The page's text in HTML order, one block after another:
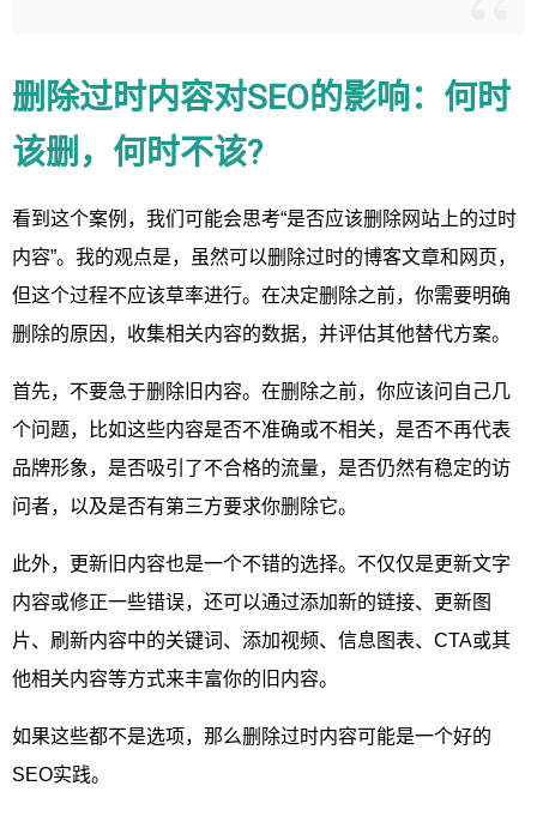
删除过时内容对SEO的影响：何时
该删，何时不该?
看到这个案例，我们可能会思考“是否应该删除网站上的过时
内容”。我的观点是，虽然可以删除过时的博客文章和网页，
但这个过程不应该草率进行。在决定删除之前，你需要明确
删除的原因，收集相关内容的数据，并评估其他替代方案。
首先，不要急于删除旧内容。在删除之前，你应该问自己几
个问题，比如这些内容是否不准确或不相关，是否不再代表
品牌形象，是否吸引了不合格的流量，是否仍然有稳定的访
问者，以及是否有第三方要求你删除它。
此外，更新旧内容也是一个不错的选择。不仅仅是更新文字
内容或修正一些错误，还可以通过添加新的链接、更新图
片、刷新内容中的关键词、添加视频、信息图表、CTA或其
他相关内容等方式来丰富你的旧内容。
如果这些都不是选项，那么删除过时内容可能是一个好的
SEO实践。